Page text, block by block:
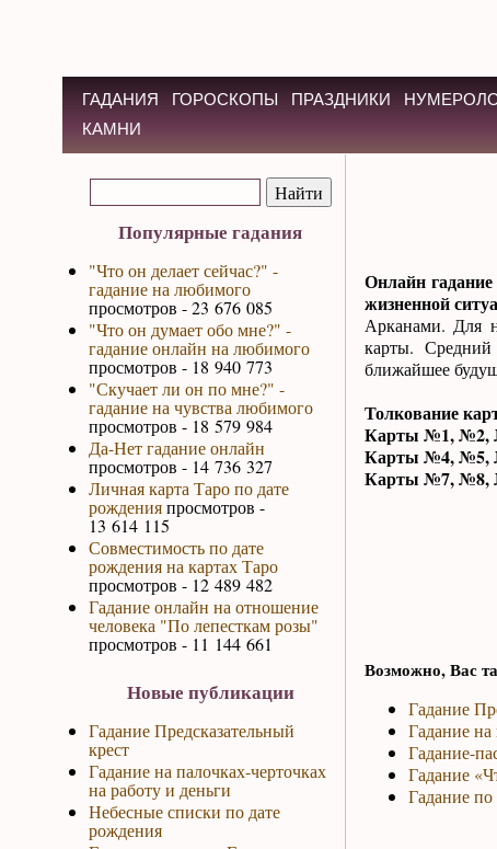
ГАДАНИЯ ГОРОСКОПЫ ПРАЗДНИКИ
КАМНИ
Популярные гадания
"Что он делает сейчас?" -
гадание на любимого
просмотров - 23 676 085
"Что он думает обо мне?" -
гадание онлайн на любимого
просмотров - 18 940 773
"Скучает ли он по мне?" -
гадание на чувства любимого
просмотров - 18 579 984
Да-Нет гадание онлайн
просмотров - 14 736 327
Личная карта Таро по дате
рожденияпросмотров -
13 614 115
Совместимость по дате
рождения на картах Таро
просмотров - 12 489 482
Гадание онлайн на отношение
человека "По лепесткам розы"
просмотров - 11 144 661
Новые публикации
Гадание Предсказательный
крест
Гадание на палочках-черточках
на работу и деньги
Небесные списки по дате
рождения
Онлайн
жизненной
Арканами. Для
карты.
ближайшее
Толкование
Карты №1, №2,
Карты №4, №5,
Карты №7, №8,
Возможно, Вас
Гадание
Гадание на
Гадание-
Гадание
Гадание по